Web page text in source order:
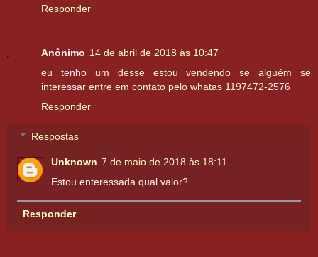
Responder
Anônimo 14 de abril de 2018 às 10:47
eu tenho um desse estou vendendo se alguém se
interessar entre em contato pelo whatas 1197472-2576
Responder
Respostas
Unknown 7 de maio de 2018 às 18:11
Estou enteressada qual valor?
Responder